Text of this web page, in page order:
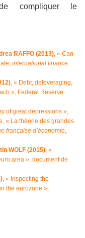
compliquer le
RAFFO (2013), « Can
international finance
, « Debt, deleveraging,
», Federal Reserve
of great depressions »,
« La théorie des grandes
française d’économie,
WOLF (2015), «
area », document de
, « Inspecting the
the eurozone »,